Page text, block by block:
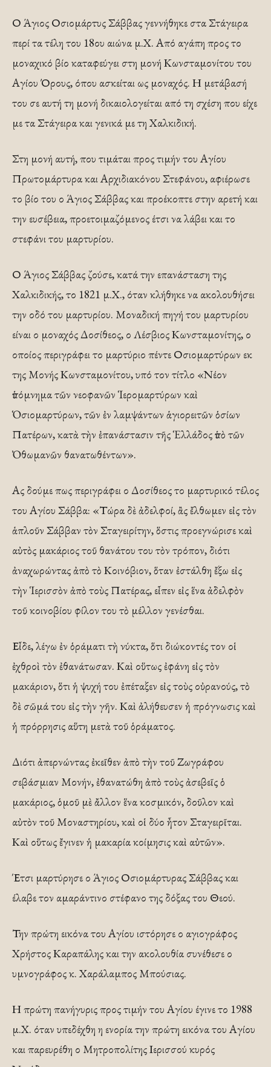
Ο Άγιος Οσιομάρτυς Σάββας γεννήθηκε στα Στάγειρα
περί τα τέλη του 18ου αιώνα μ.Χ. Από αγάπη προς το
μοναχικό βίο καταφεύγει στη μονή Κωνσταμονίτου του
Αγίου Όρους, όπου ασκείται ως μοναχός. Η μετάβασή
του σε αυτή τη μονή δικαιολογείται από τη σχέση που είχε
με τα Στάγειρα και γενικά με τη Χαλκιδική.
Στη μονή αυτή, που τιμάται προς τιμήν του Αγίου
Πρωτομάρτυρα και Αρχιδιακόνου Στεφάνου, αφιέρωσε
το βίο του ο Άγιος Σάββας και προέκοπτε στην αρετή και
την ευσέβεια, προετοιμαζόμενος έτσι να λάβει και το
στεφάνι του μαρτυρίου.
Ο Άγιος Σάββας ζούσε, κατά την επανάσταση της
Χαλκιδικής, το 1821 μ.Χ., όταν κλήθηκε να ακολουθήσει
την οδό του μαρτυρίου. Μοναδική πηγή του μαρτυρίου
είναι ο μοναχός Δοσίθεος, ο Λέσβιος Κωνσταμονίτης, ο
οποίος περιγράφει το μαρτύριο πέντε Οσιομαρτύρων εκ
της Μονής Κωνσταμονίτου, υπό τον τίτλο «Νέον
ὑπόμνημα τῶν νεοφανῶν Ἱερομαρτύρων καὶ
Ὁσιομαρτύρων, τῶν ἐν λαμψάντων ἁγιορειτῶν ὁσίων
Πατέρων, κατὰ τὴν ἐπανάστασιν τῆς Ἑλλάδος ὑπὸ τῶν
Ὀθωμανῶν θανατωθέντων».
Ας δούμε πως περιγράφει ο Δοσίθεος το μαρτυρικό τέλος
του Αγίου Σάββα: «Τώρα δὲ ἀδελφοί, ἂς ἔλθωμεν εἰς τὸν
ἁπλοῦν Σάββαν τὸν Σταγειρίτην, ὅστις προεγνώρισε καὶ
αὐτὸς μακάριος τοῦ θανάτου του τὸν τρόπον, διότι
ἀναχωρώντας ἀπὸ τὸ Κοινόβιον, ὅταν ἐστάλθη ἔξω εἰς
τὴν Ἱερισσὸν ἀπὸ τοὺς Πατέρας, εἶπεν εἰς ἕνα ἀδελφὸν
τοῦ κοινοβίου φίλον του τὸ μέλλον γενέσθαι.
Εἶδε, λέγω ἐν ὁράματι τὴ νύκτα, ὅτι διώκοντές τον οἱ
ἐχθροὶ τὸν ἐθανάτωσαν. Καὶ οὕτως ἐφάνη εἰς τὸν
μακάριον, ὅτι ἡ ψυχή του ἐπέταξεν εἰς τοὺς οὐρανούς, τὸ
δὲ σῶμά του εἰς τὴν γῆν. Καὶ ἀλήθευσεν ἡ πρόγνωσις καὶ
ἡ πρόρρησις αὕτη μετὰ τοῦ ὁράματος.
Διότι ἀπερνώντας ἐκεῖθεν ἀπὸ τὴν τοῦ Ζωγράφου
σεβάσμιαν Μονήν, ἐθανατώθη ἀπὸ τοὺς ἀσεβεῖς ὁ
μακάριος, ὁμοῦ μὲ ἄλλον ἕνα κοσμικόν, δοῦλον καὶ
αὐτὸν τοῦ Μοναστηρίου, καὶ οἱ δύο ἦτον Σταγειρῖται.
Καὶ οὕτως ἔγινεν ἡ μακαρία κοίμησις καὶ αὐτῶν».
Έτσι μαρτύρησε ο Άγιος Οσιομάρτυρας Σάββας και
έλαβε τον αμαράντινο στέφανο της δόξας του Θεού.
Την πρώτη εικόνα του Αγίου ιστόρησε ο αγιογράφος
Χρήστος Καραπάλης και την ακολουθία συνέθεσε ο
υμνογράφος κ. Χαράλαμπος Μπούσιας.
Η πρώτη πανήγυρις προς τιμήν του Αγίου έγινε το 1988
μ.Χ. όταν υπεδέχθη η ενορία την πρώτη εικόνα του Αγίου
και παρευρέθη ο Μητροπολίτης Ιερισσού κυρός